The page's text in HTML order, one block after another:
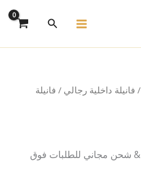
البحث
/ فانيلة داخلية رجالي / فانيلة
السعر:
خلال
& شحن مجاني للطلبات فوق